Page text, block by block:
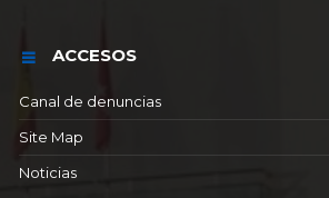
ACCESOS
Canal de denuncias
Site Map
Noticias